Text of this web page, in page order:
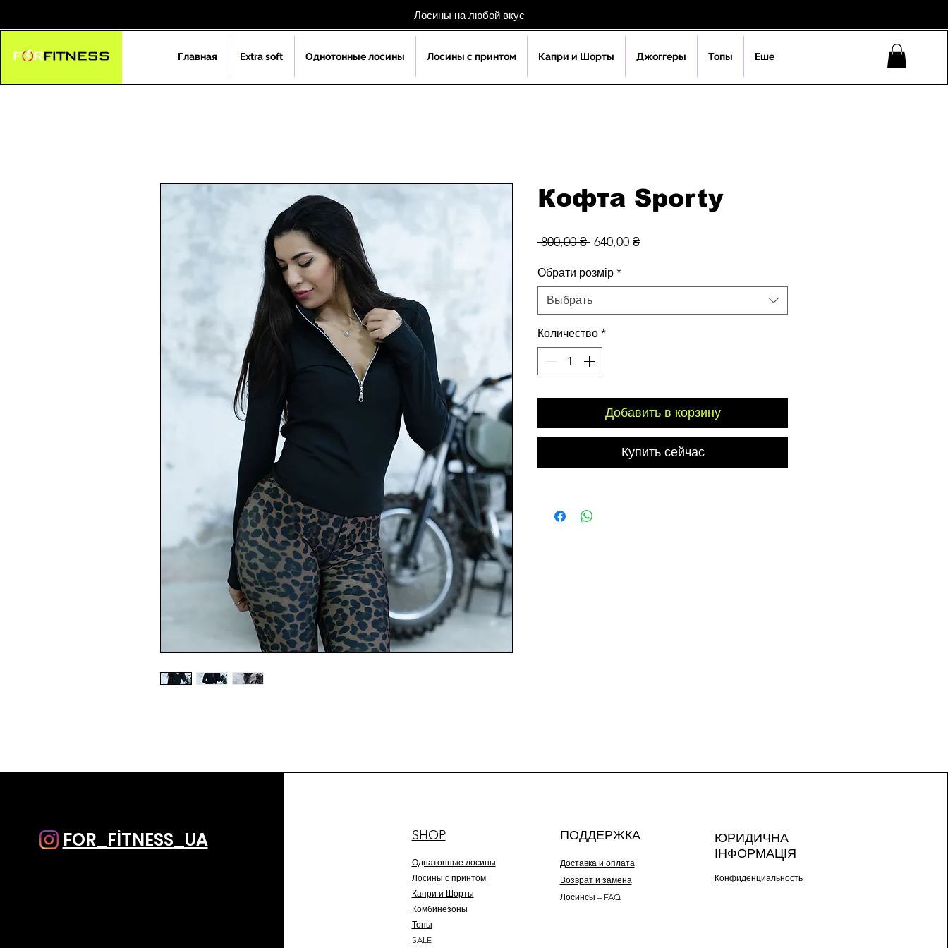
Лосины на любой вкус
Главная Extra soft Однoтонные лосины Лосины с принтом Капри и Шорты Джоггеры Топы Еше
Кофта Sporty
800,00 ₴ Обычная
640,00 ₴Спеццена
Обрати розмір *
Выбрать
Количество *
Добавить в корзину
Купить сейчас
FOR_FİTNESS_UA SHOP
Однатонные лосины
Лосины с принтом
Капри и Шорты
Комбинезоны
Топы
SALE
ПОДДЕРЖКА
Доставка и оплата
Возврат и замена
Лосинсы – FAQ
ЮРИДИЧНА
ІНФОРМАЦІЯ
Конфиденциальность